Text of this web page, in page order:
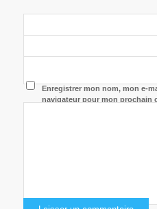
Enregistrer mon nom, mon e-
navigateur pour mon prochain